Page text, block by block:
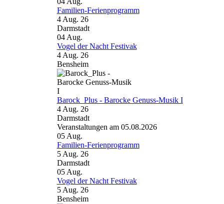
Familien-Ferienprogramm
4 Aug. 26
Darmstadt
04 Aug.
Vogel der Nacht Festivak
4 Aug. 26
Bensheim
Barock_Plus - Barocke Genuss-Musik I
4 Aug. 26
Darmstadt
Veranstaltungen am 05.08.2026
05 Aug.
Familien-Ferienprogramm
5 Aug. 26
Darmstadt
05 Aug.
Vogel der Nacht Festivak
5 Aug. 26
Bensheim